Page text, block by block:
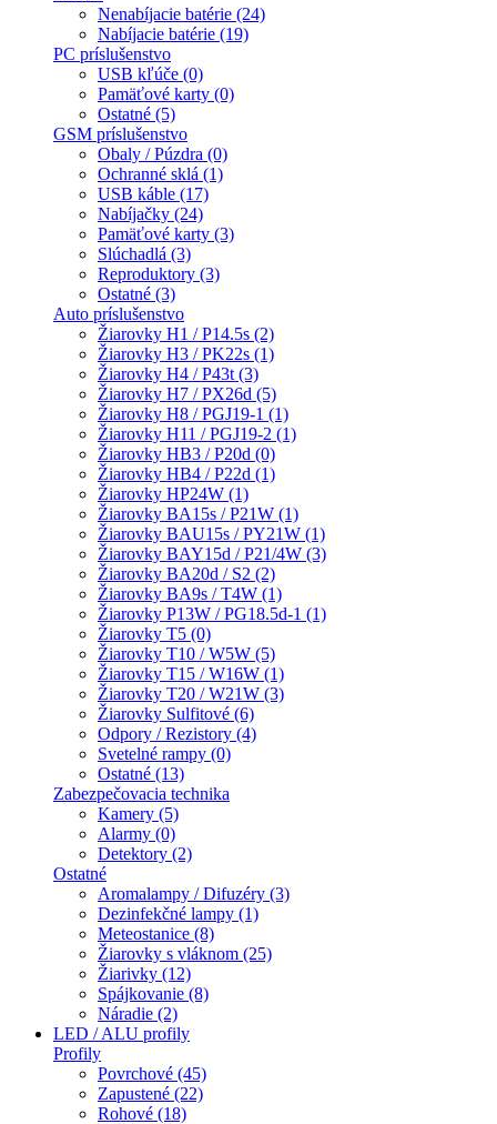
Nenabíjacie batérie (24)
Nabíjacie batérie (19)
PC príslušenstvo
USB kľúče (0)
Pamäťové karty (0)
Ostatné (5)
GSM príslušenstvo
Obaly / Púzdra (0)
Ochranné sklá (1)
USB káble (17)
Nabíjačky (24)
Pamäťové karty (3)
Slúchadlá (3)
Reproduktory (3)
Ostatné (3)
Auto príslušenstvo
Žiarovky H1 / P14.5s (2)
Žiarovky H3 / PK22s (1)
Žiarovky H4 / P43t (3)
Žiarovky H7 / PX26d (5)
Žiarovky H8 / PGJ19-1 (1)
Žiarovky H11 / PGJ19-2 (1)
Žiarovky HB3 / P20d (0)
Žiarovky HB4 / P22d (1)
Žiarovky HP24W (1)
Žiarovky BA15s / P21W (1)
Žiarovky BAU15s / PY21W (1)
Žiarovky BAY15d / P21/4W (3)
Žiarovky BA20d / S2 (2)
Žiarovky BA9s / T4W (1)
Žiarovky P13W / PG18.5d-1 (1)
Žiarovky T5 (0)
Žiarovky T10 / W5W (5)
Žiarovky T15 / W16W (1)
Žiarovky T20 / W21W (3)
Žiarovky Sulfitové (6)
Odpory / Rezistory (4)
Svetelné rampy (0)
Ostatné (13)
Zabezpečovacia technika
Kamery (5)
Alarmy (0)
Detektory (2)
Ostatné
Aromalampy / Difuzéry (3)
Dezinfekčné lampy (1)
Meteostanice (8)
Žiarovky s vláknom (25)
Žiarivky (12)
Spájkovanie (8)
Náradie (2)
LED / ALU profily
Profily
Povrchové (45)
Zapustené (22)
Rohové (18)